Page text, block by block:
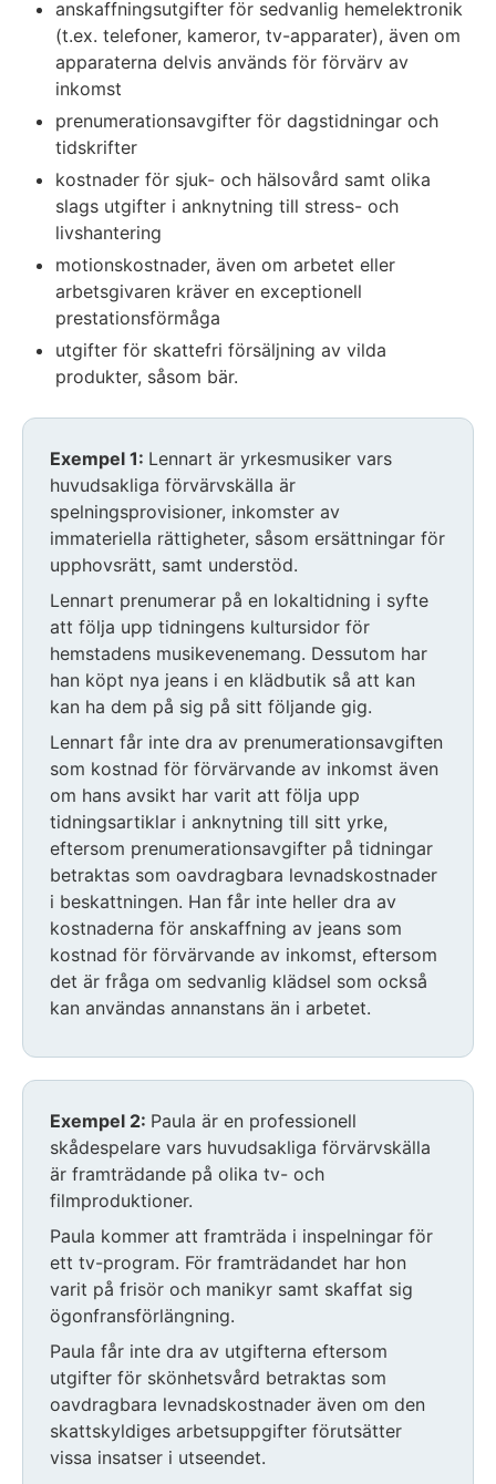
anskaffningsutgifter för sedvanlig hemelektronik
(t.ex. telefoner, kameror, tv-apparater), även om
apparaterna delvis används för förvärv av
inkomst
prenumerationsavgifter för dagstidningar och
tidskrifter
kostnader för sjuk- och hälsovård samt olika
slags utgifter i anknytning till stress- och
livshantering
motionskostnader, även om arbetet eller
arbetsgivaren kräver en exceptionell
prestationsförmåga
utgifter för skattefri försäljning av vilda
produkter, såsom bär.
Exempel 1: Lennart är yrkesmusiker vars
huvudsakliga förvärvskälla är
spelningsprovisioner, inkomster av
immateriella rättigheter, såsom ersättningar för
upphovsrätt, samt understöd.
Lennart prenumerar på en lokaltidning i syfte
att följa upp tidningens kultursidor för
hemstadens musikevenemang. Dessutom har
han köpt nya jeans i en klädbutik så att kan
kan ha dem på sig på sitt följande gig.
Lennart får inte dra av prenumerationsavgiften
som kostnad för förvärvande av inkomst även
om hans avsikt har varit att följa upp
tidningsartiklar i anknytning till sitt yrke,
eftersom prenumerationsavgifter på tidningar
betraktas som oavdragbara levnadskostnader
i beskattningen. Han får inte heller dra av
kostnaderna för anskaffning av jeans som
kostnad för förvärvande av inkomst, eftersom
det är fråga om sedvanlig klädsel som också
kan användas annanstans än i arbetet.
Exempel 2: Paula är en professionell
skådespelare vars huvudsakliga förvärvskälla
är framträdande på olika tv- och
filmproduktioner.
Paula kommer att framträda i inspelningar för
ett tv-program. För framträdandet har hon
varit på frisör och manikyr samt skaffat sig
ögonfransförlängning.
Paula får inte dra av utgifterna eftersom
utgifter för skönhetsvård betraktas som
oavdragbara levnadskostnader även om den
skattskyldiges arbetsuppgifter förutsätter
vissa insatser i utseendet.